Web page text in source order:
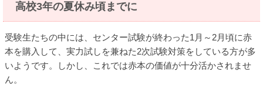
高校3年の夏休み頃までに
受験生たちの中には、センター試験が終わった1月～2月頃に赤
本を購入して、実力試しを兼ねた2次試験対策をしている方が多
いようです。しかし、これでは赤本の価値が十分活かされませ
ん。